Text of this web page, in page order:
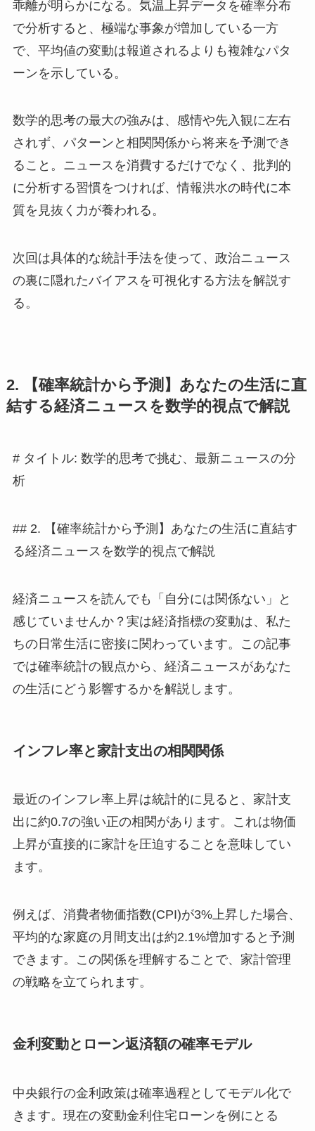
乖離が明らかになる。気温上昇データを確率分布
で分析すると、極端な事象が増加している一方
で、平均値の変動は報道されるよりも複雑なパタ
ーンを示している。
数学的思考の最大の強みは、感情や先入観に左右
されず、パターンと相関関係から将来を予測でき
ること。ニュースを消費するだけでなく、批判的
に分析する習慣をつければ、情報洪水の時代に本
質を見抜く力が養われる。
次回は具体的な統計手法を使って、政治ニュース
の裏に隠れたバイアスを可視化する方法を解説す
る。
2. 【確率統計から予測】あなたの生活に直
結する経済ニュースを数学的視点で解説
# タイトル: 数学的思考で挑む、最新ニュースの分
析
## 2. 【確率統計から予測】あなたの生活に直結す
る経済ニュースを数学的視点で解説
経済ニュースを読んでも「自分には関係ない」と
感じていませんか？実は経済指標の変動は、私た
ちの日常生活に密接に関わっています。この記事
では確率統計の観点から、経済ニュースがあなた
の生活にどう影響するかを解説します。
インフレ率と家計支出の相関関係
最近のインフレ率上昇は統計的に見ると、家計支
出に約0.7の強い正の相関があります。これは物価
上昇が直接的に家計を圧迫することを意味してい
ます。
例えば、消費者物価指数(CPI)が3%上昇した場合、
平均的な家庭の月間支出は約2.1%増加すると予測
できます。この関係を理解することで、家計管理
の戦略を立てられます。
金利変動とローン返済額の確率モデル
中央銀行の金利政策は確率過程としてモデル化で
きます。現在の変動金利住宅ローンを例にとる